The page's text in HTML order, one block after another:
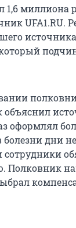
миллиона
UFA1.RU.
оформлял
дни
Полковник